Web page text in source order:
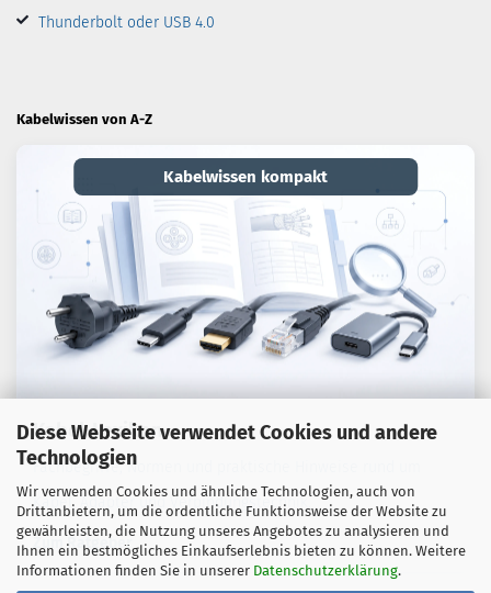
Diese Webseite verwendet Cookies und andere
Technologien
Wir verwenden Cookies und ähnliche Technologien, auch von
Drittanbietern, um die ordentliche Funktionsweise der Website zu
gewährleisten, die Nutzung unseres Angebotes zu analysieren und
Ihnen ein bestmögliches Einkaufserlebnis bieten zu können. Weitere
Informationen finden Sie in unserer Datenschutzerklärung.
Thunderbolt oder USB 4.0
Kabelwissen von A-Z
Kabelwissen kompakt
Kabel-Lexikon
Fachbegriffe, Normen und praktische Hinweise rund um
Kabel, Adapter und Verbindungstechnik.
Zum Ratgeber